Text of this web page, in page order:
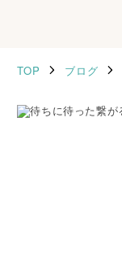
TOP ブログ